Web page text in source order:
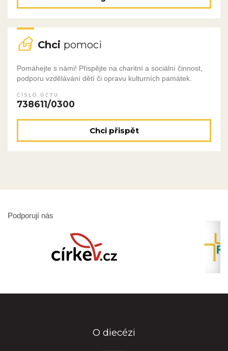
Chci pomoci
Pomáhejte s námi! Přispějte na charitní a sociální činnost,
podporu vzdělávání dětí či opravu kulturních památek.
ČÍSLO ÚČTU
738611/0300
Chci přispět
Podporují nás
O diecézi